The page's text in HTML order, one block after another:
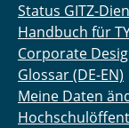
Status GITZ-
Handbuch für
Corporate
Glossar (DE-EN)
Meine Daten